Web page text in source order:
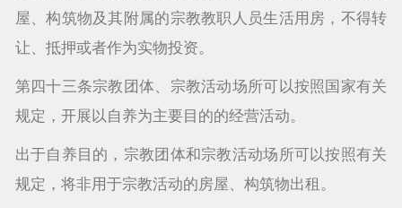
屋、构筑物及其附属的宗教教职人员生活用房，不得转
让、抵押或者作为实物投资。
第四十三条宗教团体、宗教活动场所可以按照国家有关
规定，开展以自养为主要目的的经营活动。
出于自养目的，宗教团体和宗教活动场所可以按照有关
规定，将非用于宗教活动的房屋、构筑物出租。